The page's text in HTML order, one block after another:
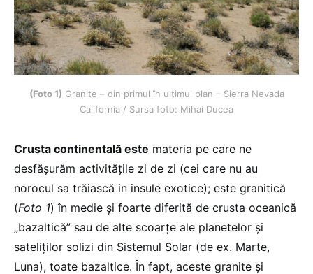
(Foto 1) Granite – din primul în ultimul plan – Sierra Nevada
California / Sursa foto: Mihai Ducea
Crusta continentală este materia pe care ne
desfășurăm activitățile zi de zi (cei care nu au
norocul sa trăiască in insule exotice); este granitică
(Foto 1) în medie și foarte diferită de crusta oceanică
„bazaltică” sau de alte scoarțe ale planetelor și
sateliților solizi din Sistemul Solar (de ex. Marte,
Luna), toate bazaltice. În fapt, aceste granite și